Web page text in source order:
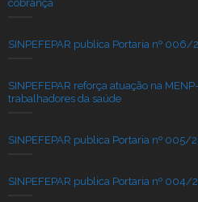
cobrança
SINPEFEPAR publica Portaria nº 006/
SINPEFEPAR reforça atuação na
trabalhadores da saúde
SINPEFEPAR publica Portaria nº 005/
SINPEFEPAR publica Portaria nº 004/